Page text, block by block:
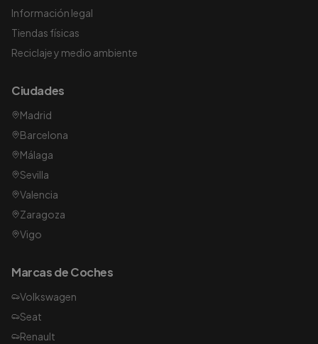
Información legal
Tiendas físicas
Reciclaje y medio ambiente
Ciudades
Madrid
Barcelona
Málaga
Sevilla
Valencia
Zaragoza
Vigo
Marcas de Coches
Volkswagen
Seat
Renault